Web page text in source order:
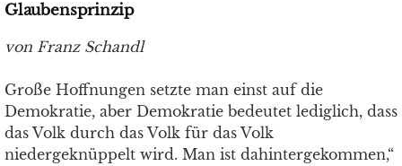
Glaubensprinzip
von Franz Schandl
Große Hoffnungen setzte man einst auf die
Demokratie, aber Demokratie bedeutet lediglich, dass
das Volk durch das Volk für das Volk
niedergeknüppelt wird. Man ist dahintergekommen,“